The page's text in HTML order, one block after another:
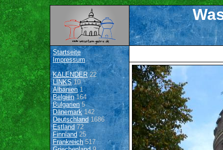
Startseite
Impressum
KALENDER22
LINKS10
Albanien1
Belgien164
Bulgarien 5
Dänemark142
Deutschland 1686
Estland 72
Finnland 25
Frankreich517